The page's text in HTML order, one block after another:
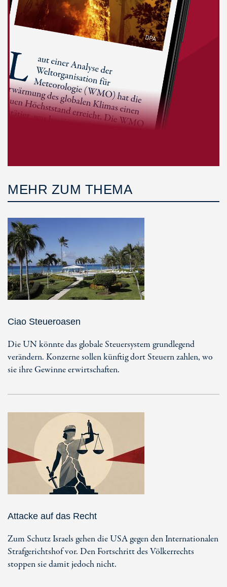
MEHR ZUM THEMA
Ciao Steueroasen
Die UN könnte das globale Steuersystem grundlegend
verändern. Konzerne sollen künftig dort Steuern zahlen, wo
sie ihre Gewinne erwirtschaften.
Attacke auf das Recht
Zum Schutz Israels gehen die USA gegen den Internationalen
Strafgerichtshof vor. Den Fortschritt des Völkerrechts
stoppen sie damit jedoch nicht.